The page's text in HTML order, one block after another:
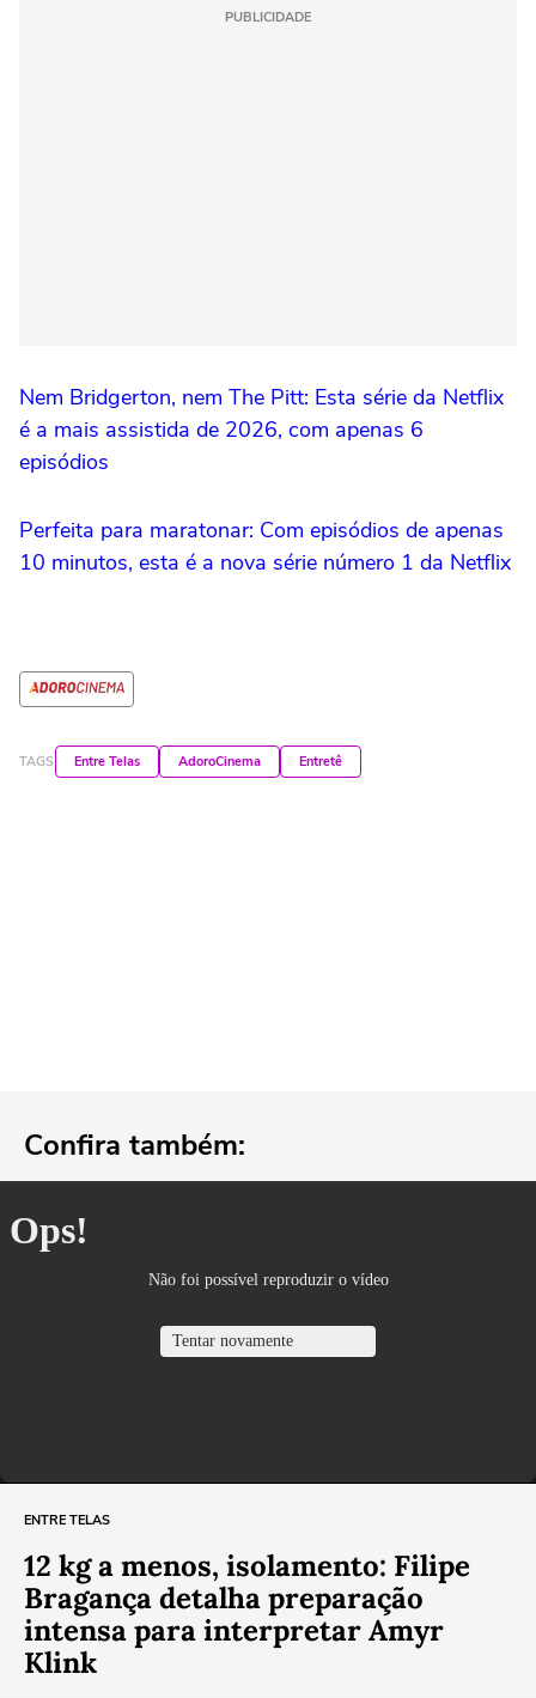
PUBLICIDADE
Nem Bridgerton, nem The Pitt: Esta série da Netflix
é a mais assistida de 2026, com apenas 6
episódios
Perfeita para maratonar: Com episódios de apenas
10 minutos, esta é a nova série número 1 da Netflix
TAGS Entre Telas AdoroCinema Entretê
Confira também:
ENTRE TELAS
12 kg a menos, isolamento: Filipe
Bragança detalha preparação
intensa para interpretar Amyr
Klink